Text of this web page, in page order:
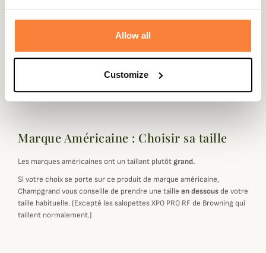
Allow all
Customize
Composition 100% Coton
38,1 x 17,8 x 35,5cm
Coloris Beige, Marron, Rouge, Vert
Coton, Cuir
Marque Américaine : Choisir sa taille
Les marques américaines ont un taillant plutôt grand.
Si votre choix se porte sur ce produit de marque américaine,
Champgrand vous conseille de prendre une taille en dessousde votre
taille habituelle. (Excepté les salopettes XPO PRO RF de Browning qui
taillent normalement.)